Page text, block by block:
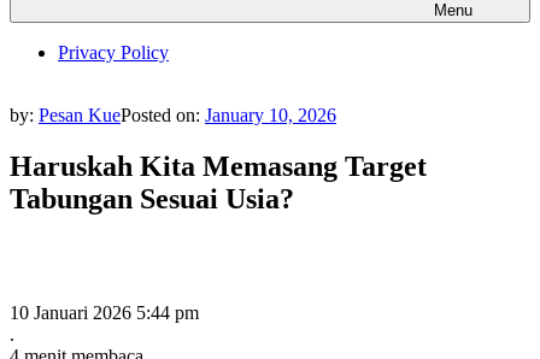
Menu
Privacy Policy
by: Pesan KuePosted on: January 10, 2026
Haruskah Kita Memasang Target
Tabungan Sesuai Usia?
10 Januari 2026 5:44 pm
.